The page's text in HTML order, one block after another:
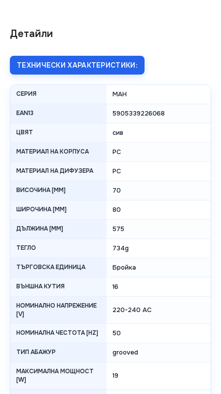
Детайли
ТЕХНИЧЕСКИ ХАРАКТЕРИСТИКИ:
СЕРИЯ MAH
EAN13 5905339226068
ЦВЯТ сив
МАТЕРИАЛ НА КОРПУСА PC
МАТЕРИАЛ НА ДИФУЗЕРА PC
ВИСОЧИНА [MM] 70
ШИРОЧИНА [MM] 80
ДЪЛЖИНА [MM] 575
ТЕГЛО 734g
ТЪРГОВСКА ЕДИНИЦА Бройка
ВЪНШНА КУТИЯ 16
НОМИНАЛНО НАПРЕЖЕНИЕ
[V]
220-240 AC
НОМИНАЛНА ЧЕСТОТА [HZ] 50
ТИП АБАЖУР grooved
МАКСИМАЛНА МОЩНОСТ
[W]
19